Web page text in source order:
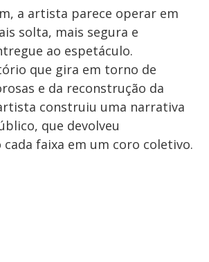
a artista parece operar em
solta, mais segura e
ao espetáculo.
que gira em torno de
e da reconstrução da
construiu uma narrativa
que devolveu
faixa em um coro coletivo.